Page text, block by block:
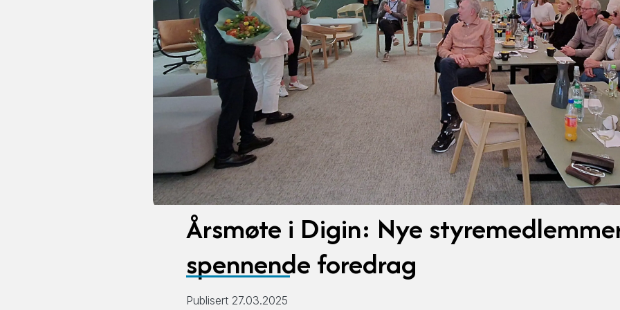
Årsmøte i Digin: Nye
spennende foredrag
Publisert 27.03.2025